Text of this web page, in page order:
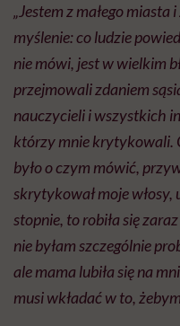
„Jestem z małego
myślenie: co ludzie
nie mówi, jest w wielkim
przejmowali zdaniem
nauczycieli i wszystkich
którzy mnie krytykowali.
było o czym mówić,
skrytykował moje włosy,
stopnie, to robiła się
nie byłam szczególnie
ale mama lubiła się na
musi wkładać w to,